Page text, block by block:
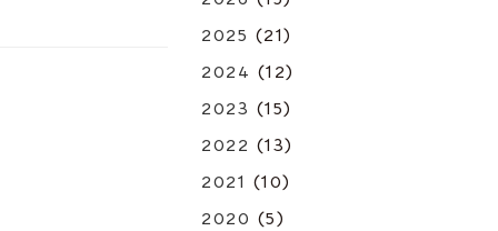
2025 (21)
2024 (12)
2023 (15)
2022 (13)
2021 (10)
2020 (5)